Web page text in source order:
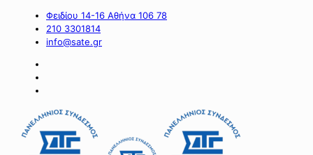
Φειδίου 14-16 Αθήνα 106 78
210 3301814
info@sate.gr